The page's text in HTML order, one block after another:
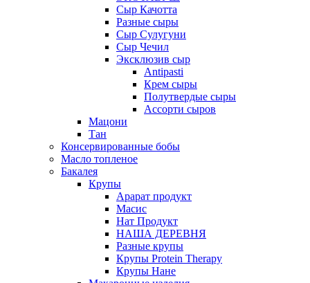
Сыр Качотта
Разные сыры
Сыр Сулугуни
Сыр Чечил
Эксклюзив сыр
Antipasti
Крем сыры
Полутвердые сыры
Ассорти сыров
Мацони
Тан
Консервированные бобы
Масло топленое
Бакалея
Крупы
Арарат продукт
Масис
Нат Продукт
НАША ДЕРЕВНЯ
Разные крупы
Крупы Protein Therapy
Крупы Нане